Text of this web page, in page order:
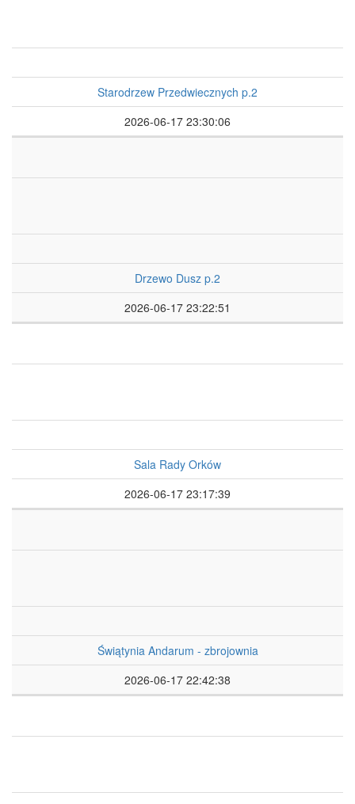
Starodrzew Przedwiecznych p.2
2026-06-17 23:30:06
Drzewo Dusz p.2
2026-06-17 23:22:51
Sala Rady Orków
2026-06-17 23:17:39
Świątynia Andarum - zbrojownia
2026-06-17 22:42:38